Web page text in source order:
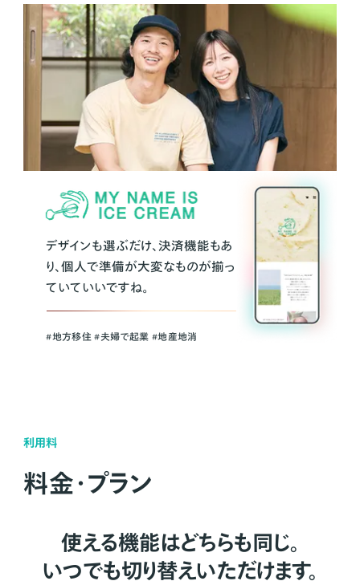
デザインも選ぶだけ、決済機能もあ
り、個人で準備が大変なものが揃っ
ていていいですね。
#地方移住 #夫婦で起業 #地産地消
利用料
料金・プラン
使える機能はどちらも同じ。
いつでも切り替えいただけます。